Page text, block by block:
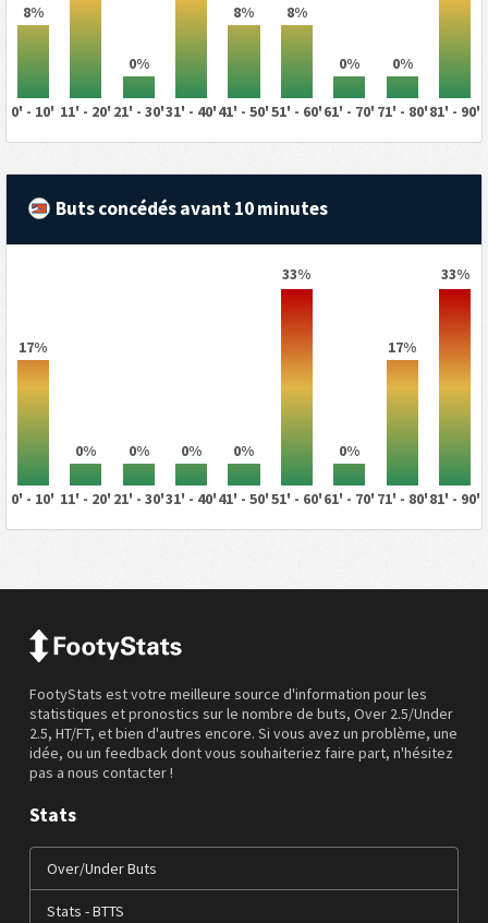
8%
0%
8% 8%
0% 0%
0' - 10' 11' - 20' 21' - 30'31' - 40'41' - 50'51' - 60'61' - 70' 71' - 80'81' - 90'
Buts concédés avant 10 minutes
17%
0% 0% 0% 0%
33%
0%
17%
33%
0' - 10' 11' - 20' 21' - 30'31' - 40'41' - 50'51' - 60'61' - 70' 71' - 80'81' - 90'
FootyStats est votre meilleure source d'information pour les
statistiques et pronostics sur le nombre de buts, Over 2.5/Under
2.5, HT/FT, et bien d'autres encore. Si vous avez un problème, une
idée, ou un feedback dont vous souhaiteriez faire part, n'hésitez
pas a nous contacter !
Stats
Over/Under Buts
Stats - BTTS